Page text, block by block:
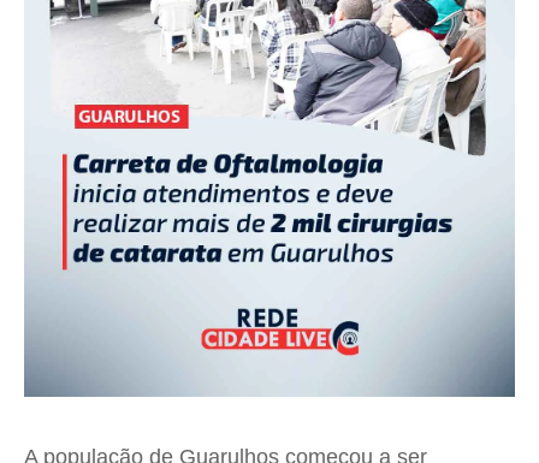
A população de Guarulhos começou a ser